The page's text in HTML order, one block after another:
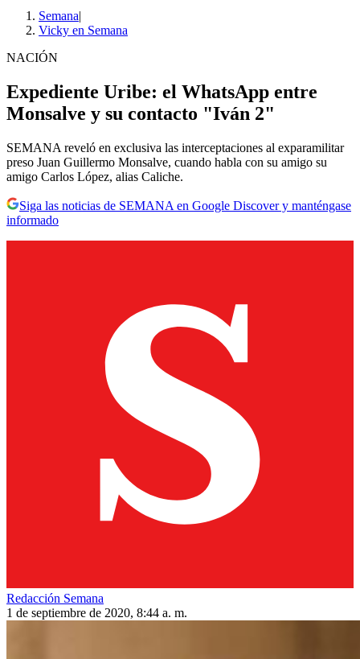
Semana|
Vicky en Semana
NACIÓN
Expediente Uribe: el WhatsApp entre
Monsalve y su contacto "Iván 2"
SEMANA reveló en exclusiva las interceptaciones al exparamilitar
preso Juan Guillermo Monsalve, cuando habla con su amigo su
amigo Carlos López, alias Caliche.
Siga las noticias de SEMANA en Google Discover y manténgase
informado
Redacción Semana
1 de septiembre de 2020, 8:44 a. m.